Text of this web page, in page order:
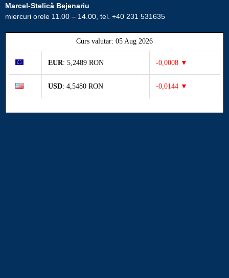
Marcel-Stelică Bejenariu
miercuri orele 11.00 – 14.00, tel. +40 231 531635
Curs valutar: 05 Aug 2026
EUR: 5,2489 RON -0,0008 ▼
USD: 4,5480 RON -0,0144 ▼